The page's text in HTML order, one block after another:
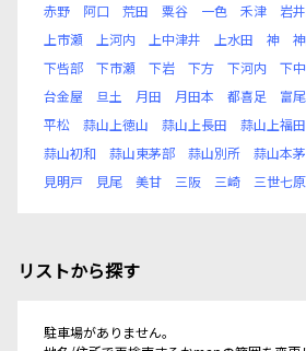
赤野
阿口 荒田 粟谷 一色 禾津 岩
上市瀬
上河内 上中津井 上水田 神
下呰部
下市瀬 下岩 下方 下河内 下
台金屋
旦土 月田 月田本 都喜足 富尾
平松
蒜山上徳山 蒜山上長田 蒜山上福田
蒜山初和
蒜山東茅部 蒜山別所 蒜山本
見明戸
見尾 美甘 三阪 三崎 三世七原
リストから探す
駐車場がありません。